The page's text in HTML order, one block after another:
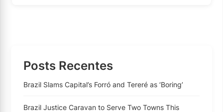
Posts Recentes
Brazil Slams Capital’s Forró and Tereré as ‘Boring’
Brazil Justice Caravan to Serve Two Towns This